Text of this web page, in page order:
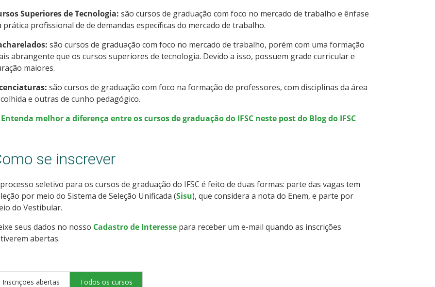
Superiores de Tecnologia: são cursos de graduação com foco no mercado de trabalho e ênfase
prática profissional de de demandas específicas do mercado de trabalho.
são cursos de graduação com foco no mercado de trabalho, porém com uma formação
abrangente que os cursos superiores de tecnologia. Devido a isso, possuem grade curricular e
maiores.
são cursos de graduação com foco na formação de professores, com disciplinas da área
e outras de cunho pedagógico.
Entenda melhor a diferença entre os cursos de graduação do IFSC neste post do Blog do IFSC
se inscrever
seletivo para os cursos de graduação do IFSC é feito de duas formas: parte das vagas tem
por meio do Sistema de Seleção Unificada (Sisu), que considera a nota do Enem, e parte por
do Vestibular.
seus dados no nosso Cadastro de Interesse para receber um e-mail quando as inscrições
abertas.
Inscrições abertas Todos os cursos